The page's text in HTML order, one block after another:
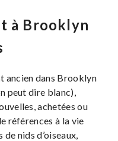
à Brooklyn
ancien dans Brooklyn
peut dire blanc),
achetées ou
références à la vie
nids d’oiseaux,